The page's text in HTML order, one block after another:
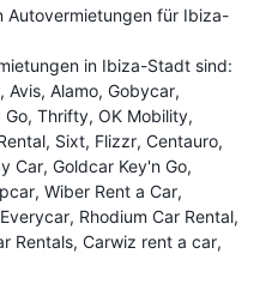
Autovermietungen für Ibiza-
in Ibiza-Stadt sind:
Avis Alamo Gobycar
Go Thrifty OK Mobility
Sixt Flizzr Centauro
Car Goldcar Key'n Go
Wiber Rent a Car
Everycar Rhodium Car Rental
Rentals Carwiz rent a car